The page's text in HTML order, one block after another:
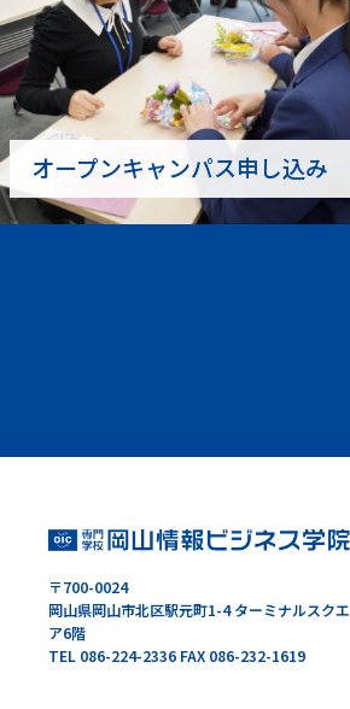
オープンキャンパス申し込み
〒700-0024
岡山県岡山市北区駅元町1-4 ターミナルスクエ
ア6階
TEL 086-224-2336 FAX 086-232-1619